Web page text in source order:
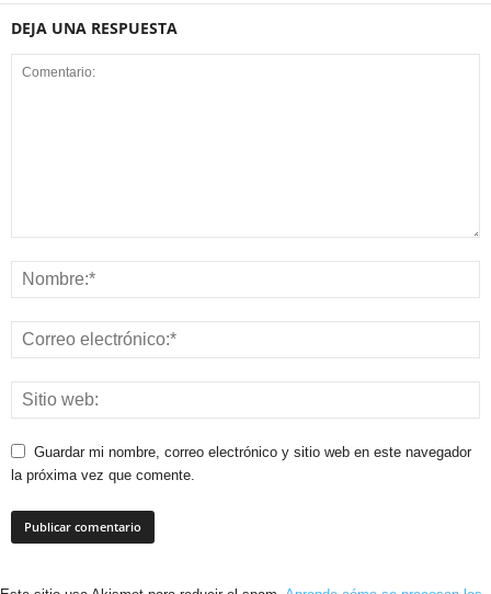
DEJA UNA RESPUESTA
Guardar mi nombre, correo electrónico y sitio web en este navegador
la próxima vez que comente.